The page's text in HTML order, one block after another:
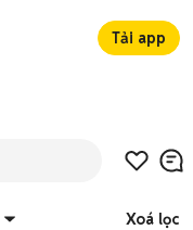
Tải app
Xoá lọc